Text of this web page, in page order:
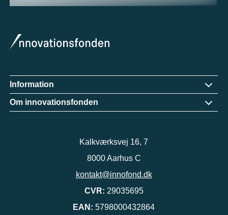
Kalkværksvej 16, 7
8000 Aarhus C
kontakt@innofond.dk
CVR: 29035695
EAN: 5798000432864
Information
Om innovationsfonden